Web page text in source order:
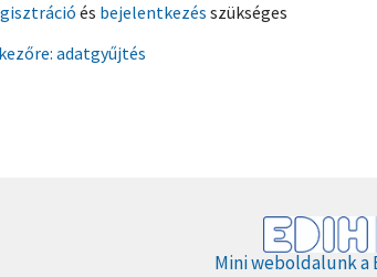
és bejelentkezés szükséges
adatgyűjtés
Mini weboldalunk a